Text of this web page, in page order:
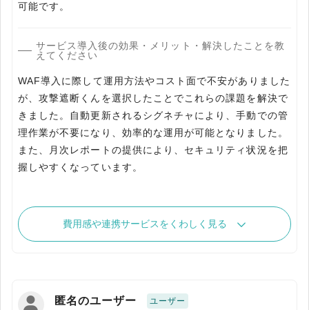
可能です。
サービス導入後の効果・メリット・解決したことを教
えてください
WAF導入に際して運用方法やコスト面で不安がありました
が、攻撃遮断くんを選択したことでこれらの課題を解決で
きました。自動更新されるシグネチャにより、手動での管
理作業が不要になり、効率的な運用が可能となりました。
また、月次レポートの提供により、セキュリティ状況を把
握しやすくなっています。
費用感や連携サービスをくわしく見る
匿名のユーザー ユーザー